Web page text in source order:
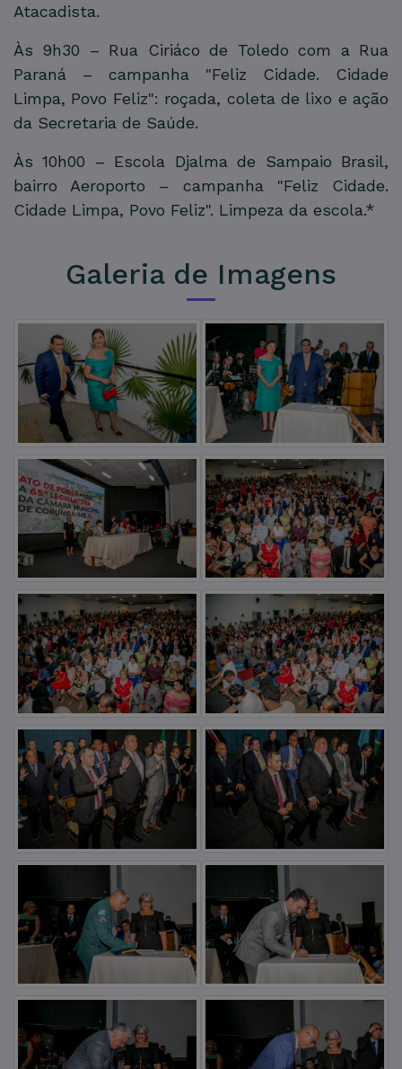
Atacadista.
Às 9h30 – Rua Ciriáco de Toledo com a Rua
Paraná – campanha "Feliz Cidade. Cidade
Limpa, Povo Feliz": roçada, coleta de lixo e ação
da Secretaria de Saúde.
Às 10h00 – Escola Djalma de Sampaio Brasil,
bairro Aeroporto – campanha "Feliz Cidade.
Cidade Limpa, Povo Feliz". Limpeza da escola.*
Galeria de Imagens